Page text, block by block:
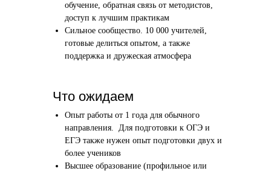
Что ожидаем
обучение, обратная связь от методистов,
доступ к лучшим практикам
Сильное сообщество. 10 000 учителей,
готовые делиться опытом, а также
поддержка и дружеская атмосфера
Опыт работы от 1 года для обычного
направления. Для подготовки к ОГЭ и
ЕГЭ также нужен опыт подготовки двух и
более учеников
Высшее образование (профильное или
Аудиоинтервью
Отвечаете по-английски на 4 вопроса
Начать преподавать